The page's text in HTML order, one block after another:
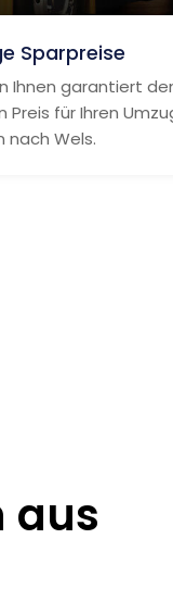
Sparpreise
Ihnen garantiert
Preis für Ihren
nach Wels.
aus